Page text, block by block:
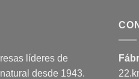
líderes de
desde 1943.